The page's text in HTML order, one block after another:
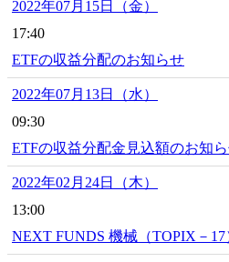
2022年07月15日（金）
17:40
ETFの収益分配のお知らせ
2022年07月13日（水）
09:30
ETFの収益分配金見込額のお知
2022年02月24日（木）
13:00
NEXT FUNDS 機械（TOPIX－